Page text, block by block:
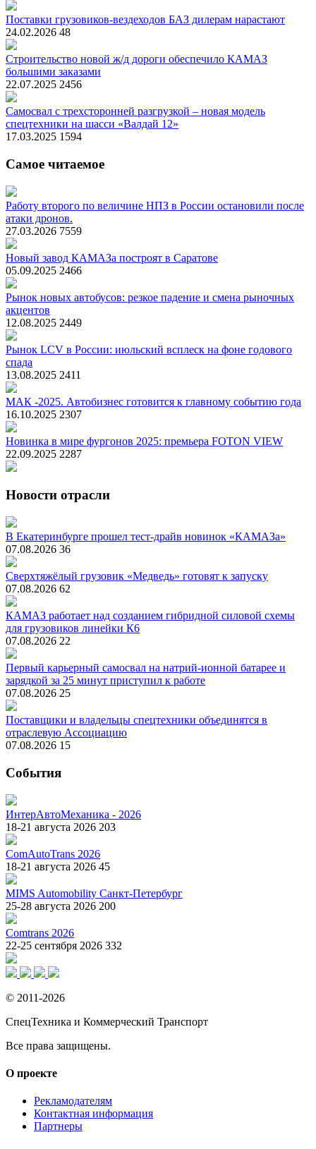
Поставки грузовиков-вездеходов БАЗ дилерам нарастают
24.02.2026 48
Строительство новой ж/д дороги обеспечило КАМАЗ
большими заказами
22.07.2025 2456
Самосвал с трехсторонней разгрузкой – новая модель
спецтехники на шасси «Валдай 12»
17.03.2025 1594
Самое читаемое
Работу второго по величине НПЗ в России остановили после
атаки дронов.
27.03.2026 7559
Новый завод КАМАЗа построят в Саратове
05.09.2025 2466
Рынок новых автобусов: резкое падение и смена рыночных
акцентов
12.08.2025 2449
Рынок LCV в России: июльский всплеск на фоне годового
спада
13.08.2025 2411
МАК -2025. Автобизнес готовится к главному событию года
16.10.2025 2307
Новинка в мире фургонов 2025: премьера FOTON VIEW
22.09.2025 2287
Новости отрасли
В Екатеринбурге прошел тест-драйв новинок «КАМАЗа»
07.08.2026 36
Сверхтяжёлый грузовик «Медведь» готовят к запуску
07.08.2026 62
КАМАЗ работает над созданием гибридной силовой схемы
для грузовиков линейки К6
07.08.2026 22
Первый карьерный самосвал на натрий-ионной батарее и
зарядкой за 25 минут приступил к работе
07.08.2026 25
Поставщики и владельцы спецтехники объединятся в
отраслевую Ассоциацию
07.08.2026 15
События
ИнтерАвтоМеханика - 2026
18-21 августа 2026 203
ComAutoTrans 2026
18-21 августа 2026 45
MIMS Automobility Санкт-Петербург
25-28 августа 2026 200
Comtrans 2026
22-25 сентября 2026 332
© 2011-2026
СпецТехника и Коммерческий Транспорт
Все права защищены.
О проекте
Рекламодателям
Контактная информация
Партнеры